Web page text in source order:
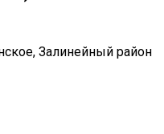
Залинейный район